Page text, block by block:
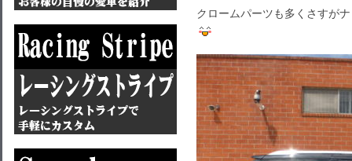
クロームパーツも多くさすが